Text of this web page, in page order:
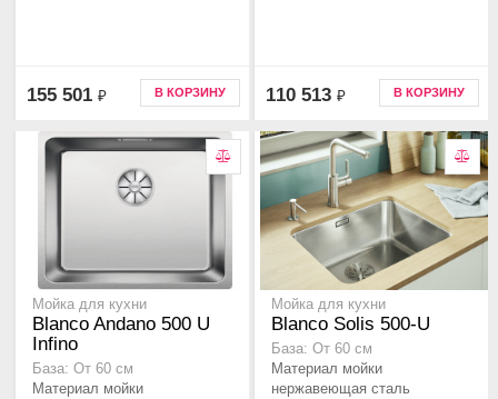
155 501 ₽ В КОРЗИНУ 110 513 ₽ В КОРЗИНУ
Мойка для кухни
Blanco Andano 500 U
Infino
База: От 60 см
Материал мойки
Мойка для кухни
Blanco Solis 500-U
База: От 60 см
Материал мойки
нержавеющая сталь